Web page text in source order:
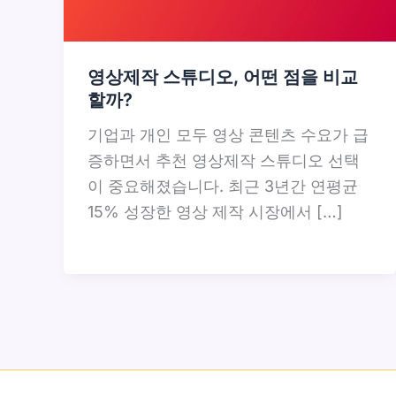
영상제작 스튜디오, 어떤 점을 비교
할까?
기업과 개인 모두 영상 콘텐츠 수요가 급
증하면서 추천 영상제작 스튜디오 선택
이 중요해졌습니다. 최근 3년간 연평균
15% 성장한 영상 제작 시장에서 […]